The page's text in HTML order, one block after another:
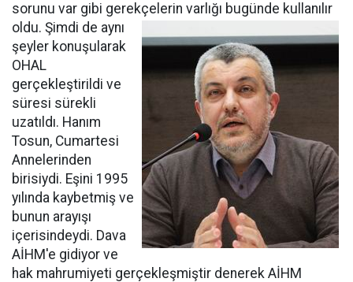
sorunu var gibi gerekçelerin varlığı bugünde kullanılır
oldu. Şimdi de aynı
şeyler konuşularak
OHAL
gerçekleştirildi ve
süresi sürekli
uzatıldı. Hanım
Tosun, Cumartesi
Annelerinden
birisiydi. Eşini 1995
yılında kaybetmiş ve
bunun arayışı
içerisindeydi. Dava
AİHM'e gidiyor ve
hak mahrumiyeti gerçekleşmiştir denerek AİHM